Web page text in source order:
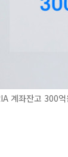
계좌잔고 300억